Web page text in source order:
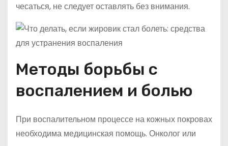
чесаться, не следует оставлять без внимания.
Методы борьбы с
воспалением и болью
При воспалительном процессе на кожных покровах
необходима медицинская помощь. Онколог или